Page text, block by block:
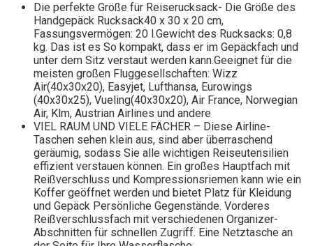
Die perfekte Größe für Reiserucksack- Die Größe des
Handgepäck Rucksack40 x 30 x 20 cm,
Fassungsvermögen: 20 l.Gewicht des Rucksacks: 0,8
kg. Das ist es So kompakt, dass er im Gepäckfach und
unter dem Sitz verstaut werden kann.Geeignet für die
meisten großen Fluggesellschaften: Wizz
Air(40x30x20), Easyjet, Lufthansa, Eurowings
(40x30x25), Vueling(40x30x20), Air France, Norwegian
Air, Klm, Austrian Airlines und andere
VIEL RAUM UND VIELE FÄCHER – Diese Airline-
Taschen sehen klein aus, sind aber überraschend
geräumig, sodass Sie alle wichtigen Reiseutensilien
effizient verstauen können. Ein großes Hauptfach mit
Reißverschluss und Kompressionsriemen kann wie ein
Koffer geöffnet werden und bietet Platz für Kleidung
und Gepäck Persönliche Gegenstände. Vorderes
Reißverschlussfach mit verschiedenen Organizer-
Abschnitten für schnellen Zugriff. Eine Netztasche an